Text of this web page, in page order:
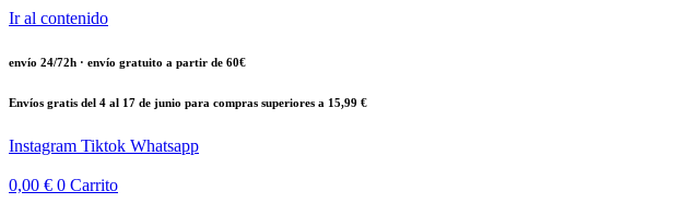
Ir al contenido
envío 24/72h · envío gratuito a partir de 60€
Envíos gratis del 4 al 17 de junio para compras superiores a 15,99 €
Instagram Tiktok Whatsapp
0,00 € 0 Carrito